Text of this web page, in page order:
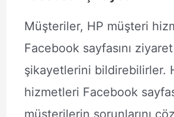
Müşteriler, HP müşteri
Facebook sayfasını
şikayetlerini bildirebilirler.
hizmetleri Facebook